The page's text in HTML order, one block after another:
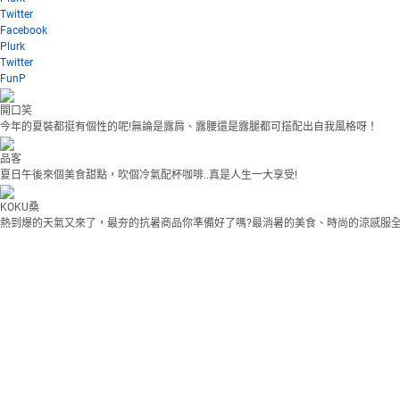
Twitter
Facebook
Plurk
Twitter
FunP
開口笑
今年的夏裝都挺有個性的呢!無論是露肩、露腰還是露腿都可搭配出自我風格呀！
品客
夏日午後來個美食甜點，吹個冷氣配杯咖啡..真是人生一大享受!
KOKU桑
熱到爆的天氣又來了，最夯的抗暑商品你準備好了嗎?最消暑的美食、時尚的涼感服